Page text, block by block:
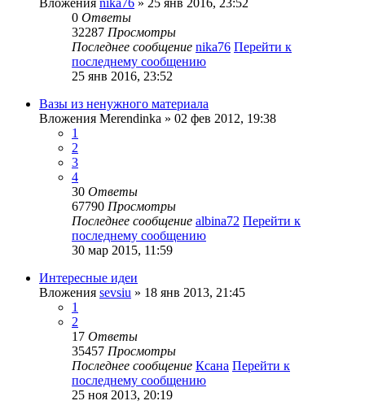
0 Ответы
32287 Просмотры
Последнее сообщение nika76 Перейти к
последнему сообщению
25 янв 2016, 23:52
Вазы из ненужного материала
Вложения Merendinka » 02 фев 2012, 19:38
1
2
3
4
30 Ответы
67790 Просмотры
Последнее сообщение albina72 Перейти к
последнему сообщению
30 мар 2015, 11:59
Интересные идеи
Вложения sevsiu » 18 янв 2013, 21:45
1
2
17 Ответы
35457 Просмотры
Последнее сообщение Ксана Перейти к
последнему сообщению
25 ноя 2013, 20:19